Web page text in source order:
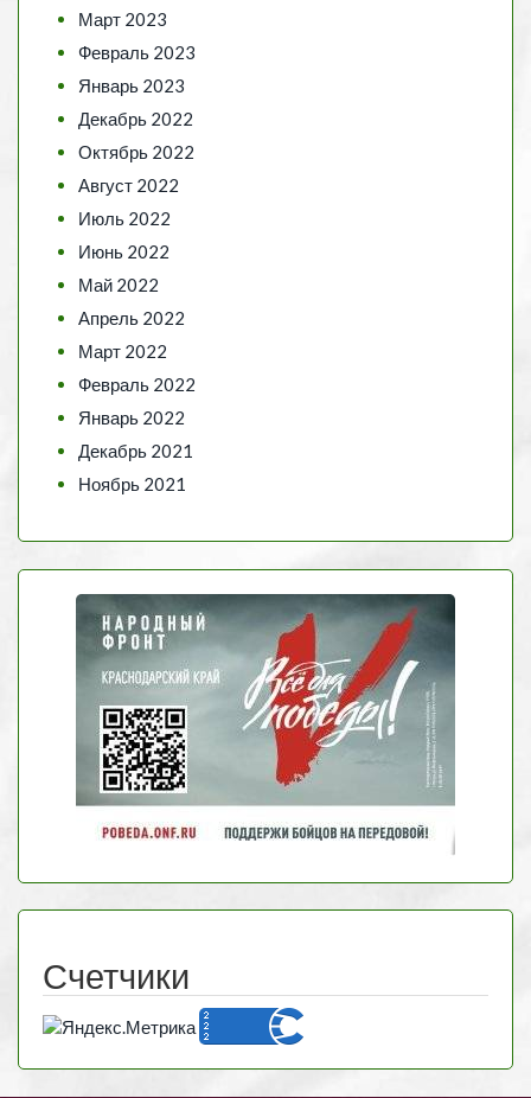
Март 2023
Февраль 2023
Январь 2023
Декабрь 2022
Октябрь 2022
Август 2022
Июль 2022
Июнь 2022
Май 2022
Апрель 2022
Март 2022
Февраль 2022
Январь 2022
Декабрь 2021
Ноябрь 2021
Счетчики